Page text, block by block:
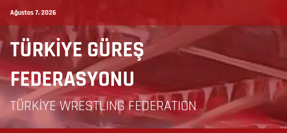
Ağustos 7, 2026
TÜRKİYE GÜREŞ
FEDERASYONU
TÜRKİYE WRESTLING FEDERATION